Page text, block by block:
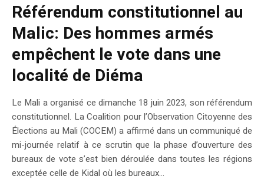
Référendum constitutionnel au
Malic: Des hommes armés
empêchent le vote dans une
localité de Diéma
Le Mali a organisé ce dimanche 18 juin 2023, son référendum
constitutionnel. La Coalition pour l’Observation Citoyenne des
Élections au Mali (COCEM) a affirmé dans un communiqué de
mi-journée relatif à ce scrutin que la phase d’ouverture des
bureaux de vote s’est bien déroulée dans toutes les régions
exceptée celle de Kidal où les bureaux...